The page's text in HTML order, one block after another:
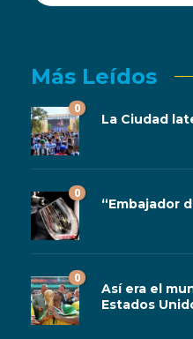
Más Leídos
0
La Ciudad
0
“Embajador
0
Así era el
Estados